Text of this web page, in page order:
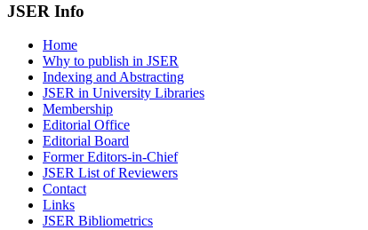
JSER Info
Home
Why to publish in JSER
Indexing and Abstracting
JSER in University Libraries
Membership
Editorial Office
Editorial Board
Former Editors-in-Chief
JSER List of Reviewers
Contact
Links
JSER Bibliometrics